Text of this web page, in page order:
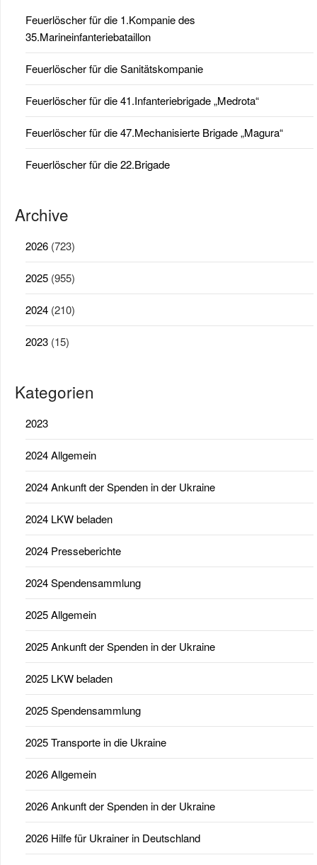
Feuerlöscher für die 1.Kompanie des
35.Marineinfanteriebataillon
Feuerlöscher für die Sanitätskompanie
Feuerlöscher für die 41.Infanteriebrigade „Medrota“
Feuerlöscher für die 47.Mechanisierte Brigade „Magura“
Feuerlöscher für die 22.Brigade
Archive
2026 (723)
2025 (955)
2024 (210)
2023 (15)
Kategorien
2023
2024 Allgemein
2024 Ankunft der Spenden in der Ukraine
2024 LKW beladen
2024 Presseberichte
2024 Spendensammlung
2025 Allgemein
2025 Ankunft der Spenden in der Ukraine
2025 LKW beladen
2025 Spendensammlung
2025 Transporte in die Ukraine
2026 Allgemein
2026 Ankunft der Spenden in der Ukraine
2026 Hilfe für Ukrainer in Deutschland